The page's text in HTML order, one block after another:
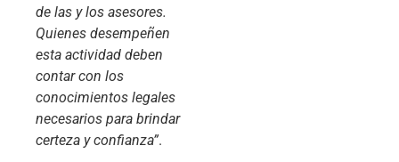
de las y los asesores.
Quienes desempeñen
esta actividad deben
contar con los
conocimientos legales
necesarios para brindar
certeza y confianza”.